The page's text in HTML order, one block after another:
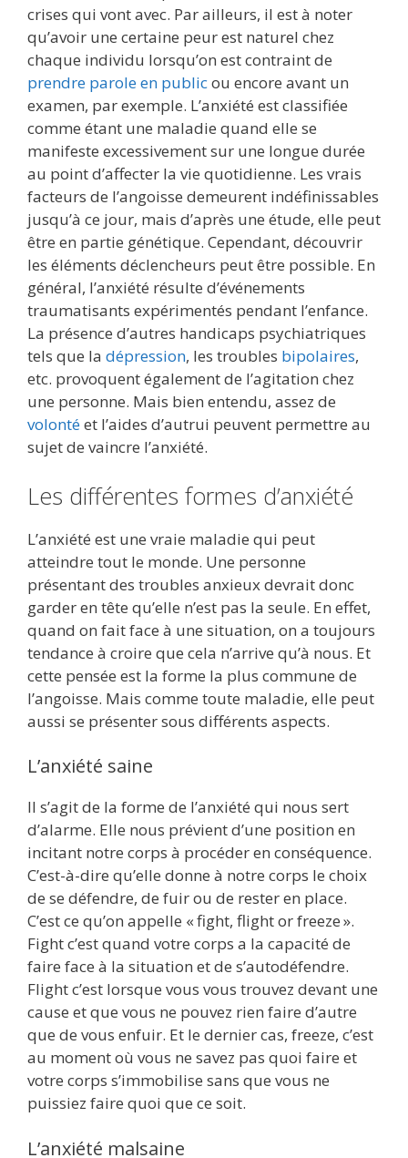
crises qui vont avec. Par ailleurs, il est à noter
qu’avoir une certaine peur est naturel chez
chaque individu lorsqu’on est contraint de
prendre parole en publicou encore avant un
examen, par exemple. L’anxiété est classifiée
comme étant une maladie quand elle se
manifeste excessivement sur une longue durée
au point d’affecter la vie quotidienne. Les vrais
facteurs de l’angoisse demeurent indéfinissables
jusqu’à ce jour, mais d’après une étude, elle peut
être en partie génétique. Cependant, découvrir
les éléments déclencheurs peut être possible. En
général, l’anxiété résulte d’événements
traumatisants expérimentés pendant l’enfance.
La présence d’autres handicaps psychiatriques
tels que la dépression, les troubles bipolaires,
etc. provoquent également de l’agitation chez
une personne. Mais bien entendu, assez de
volontéet l’aides d’autrui peuvent permettre au
sujet de vaincre l’anxiété.
Les différentes formes d’anxiété
L’anxiété est une vraie maladie qui peut
atteindre tout le monde. Une personne
présentant des troubles anxieux devrait donc
garder en tête qu’elle n’est pas la seule. En effet,
quand on fait face à une situation, on a toujours
tendance à croire que cela n’arrive qu’à nous. Et
cette pensée est la forme la plus commune de
l’angoisse. Mais comme toute maladie, elle peut
aussi se présenter sous différents aspects.
L’anxiété saine
Il s’agit de la forme de l’anxiété qui nous sert
d’alarme. Elle nous prévient d’une position en
incitant notre corps à procéder en conséquence.
C’est-à-dire qu’elle donne à notre corps le choix
de se défendre, de fuir ou de rester en place.
C’est ce qu’on appelle « fight, flight or freeze ».
Fight c’est quand votre corps a la capacité de
faire face à la situation et de s’autodéfendre.
Flight c’est lorsque vous vous trouvez devant une
cause et que vous ne pouvez rien faire d’autre
que de vous enfuir. Et le dernier cas, freeze, c’est
au moment où vous ne savez pas quoi faire et
votre corps s’immobilise sans que vous ne
puissiez faire quoi que ce soit.
L’anxiété malsaine